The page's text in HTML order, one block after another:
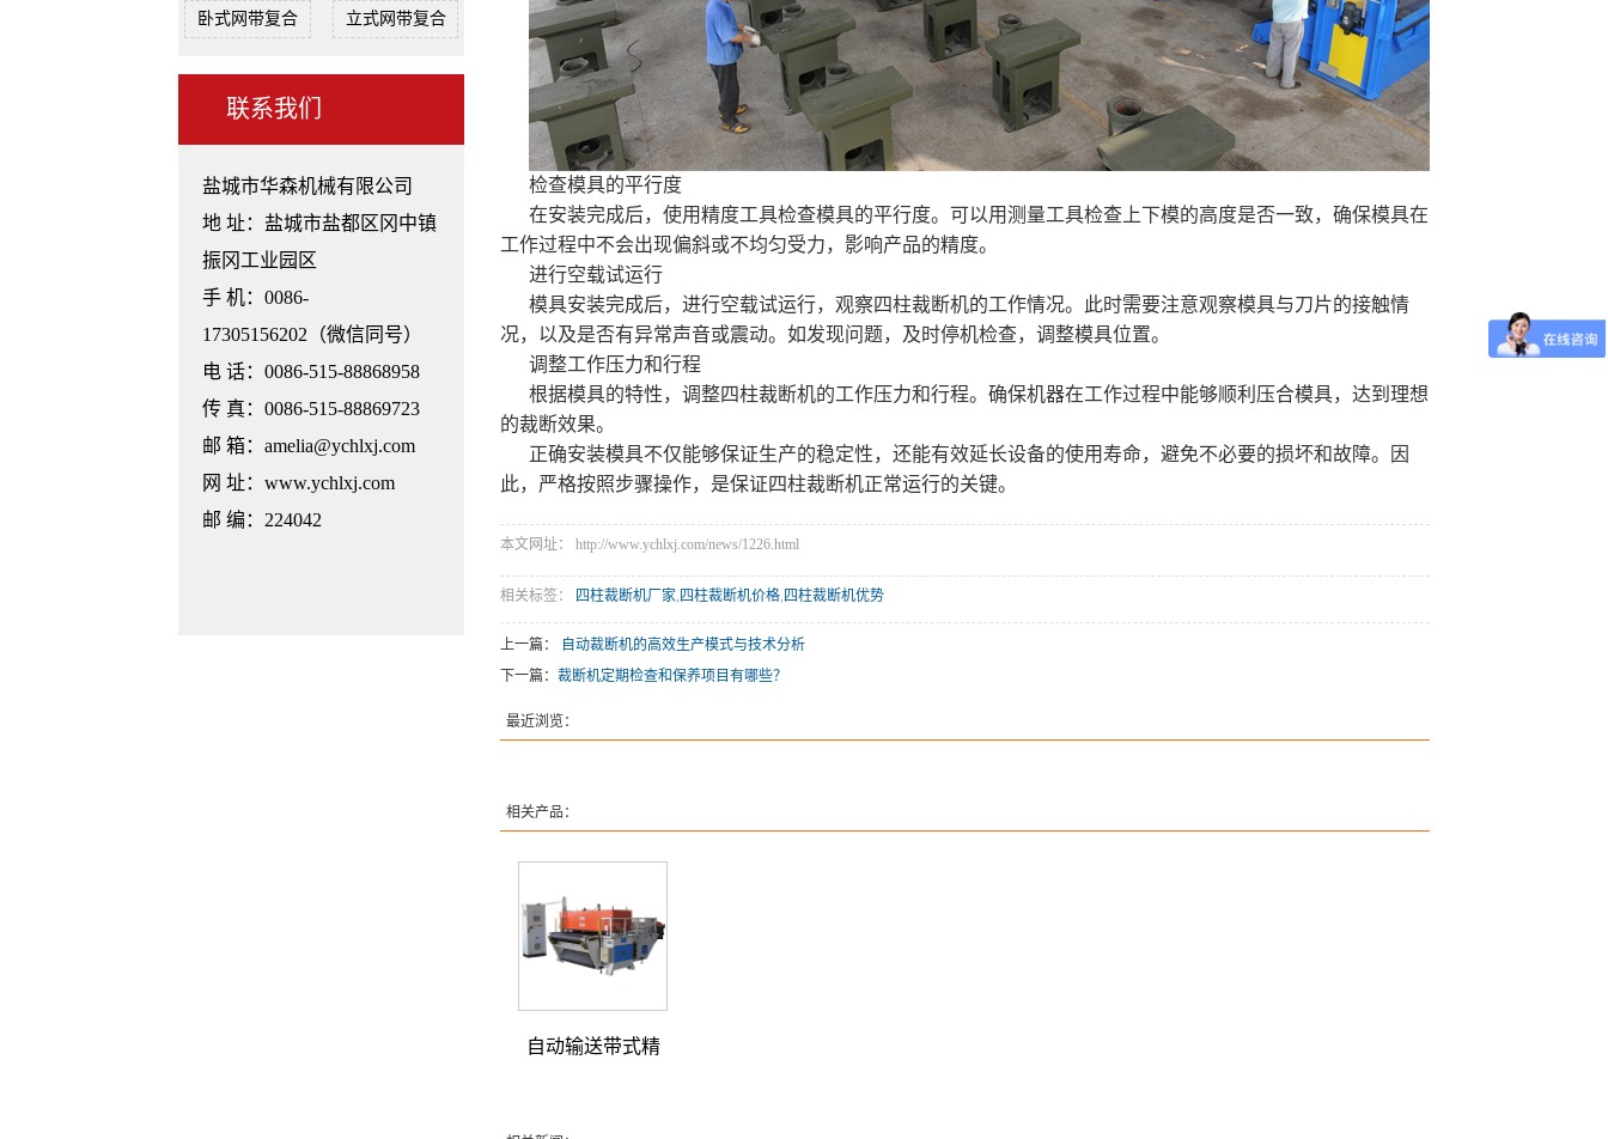
卧式网带复合 立式网带复合
联系我们
盐城市华森机械有限公司
地 址：盐城市盐都区冈中镇
振冈工业园区
手 机：0086-
17305156202（微信同号）
电 话：0086-515-88868958
传 真：0086-515-88869723
邮 箱：amelia@ychlxj.com
网 址：www.ychlxj.com
邮 编：224042
检查模具的平行度
在安装完成后，使用精度工具检查模具的平行度。可以用测量工具检查上下模的高度是否一致，确保模具在
工作过程中不会出现偏斜或不均匀受力，影响产品的精度。
进行空载试运行
模具安装完成后，进行空载试运行，观察四柱裁断机的工作情况。此时需要注意观察模具与刀片的接触情
况，以及是否有异常声音或震动。如发现问题，及时停机检查，调整模具位置。
调整工作压力和行程
根据模具的特性，调整四柱裁断机的工作压力和行程。确保机器在工作过程中能够顺利压合模具，达到理想
的裁断效果。
正确安装模具不仅能够保证生产的稳定性，还能有效延长设备的使用寿命，避免不必要的损坏和故障。因
此，严格按照步骤操作，是保证四柱裁断机正常运行的关键。
本文网址： http://www.ychlxj.com/news/1226.html
相关标签： 四柱裁断机厂家, 四柱裁断机价格, 四柱裁断机优势
上一篇：
自动裁断机的高效生产模式与技术分析
下一篇：裁断机定期检查和保养项目有哪些？
最近浏览：
相关产品：
自动输送带式精